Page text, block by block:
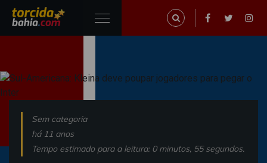
Sem categoria
há 11 anos
Tempo estimado para a leitura: 0 minutos, 55 segundos.